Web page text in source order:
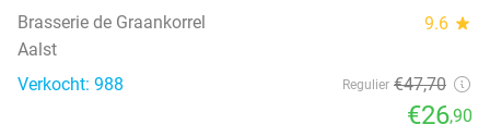
Brasserie de Graankorrel 9.6 star
Aalst
Verkocht: 988
Regulier €47,70
€26,90